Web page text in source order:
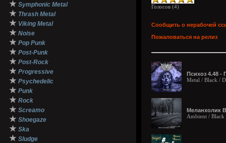
★ Symphonic Metal
★ Thrash Metal
★ Viking Metal
★ Noise
★ Pop Punk
★ Post-Punk
★ Post-Rock
★ Progressive
★ Psychedelic
★ Punk
★ Rock
★ Screamo
★ Shoegaze
★ Ska
★ Sludge
Голосов (4)
Сообщить о нерабочей
Пожаловаться на релиз
Психоз 4.48 -
Metal / Black /
Меланхолик
Ambient / Black